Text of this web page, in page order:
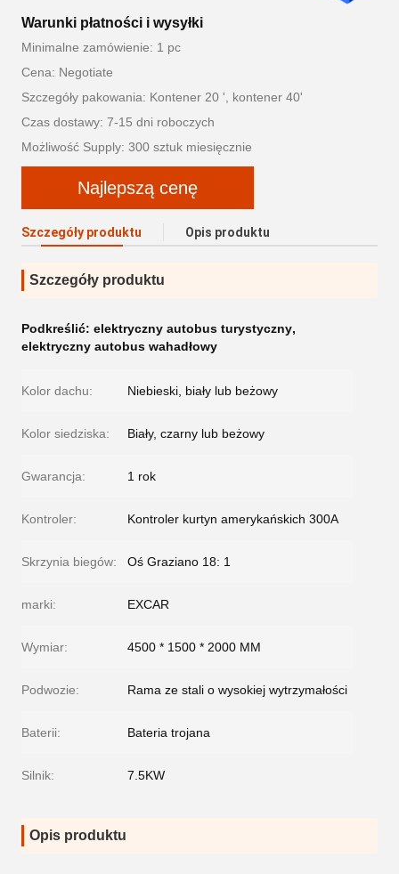
Warunki płatności i wysyłki
Minimalne zamówienie: 1 pc
Cena: Negotiate
Szczegóły pakowania: Kontener 20 ', kontener 40'
Czas dostawy: 7-15 dni roboczych
Możliwość Supply: 300 sztuk miesięcznie
Najlepszą cenę
Szczegóły produktu Opis produktu
Szczegóły produktu
Podkreślić: elektryczny autobus turystyczny,
elektryczny autobus wahadłowy
Kolor dachu: Niebieski, biały lub beżowy
Kolor siedziska: Biały, czarny lub beżowy
Gwarancja: 1 rok
Kontroler: Kontroler kurtyn amerykańskich 300A
Skrzynia biegów: Oś Graziano 18: 1
marki: EXCAR
Wymiar: 4500 * 1500 * 2000 MM
Podwozie: Rama ze stali o wysokiej wytrzymałości
Baterii: Bateria trojana
Silnik: 7.5KW
Opis produktu